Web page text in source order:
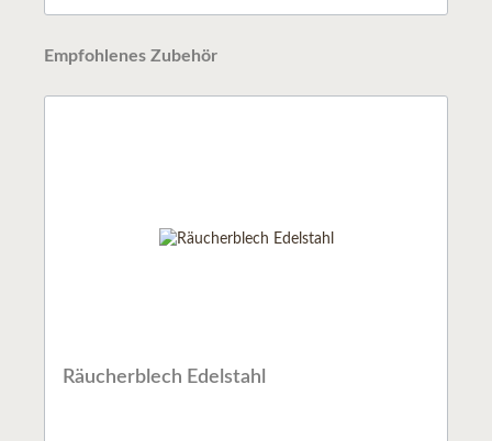
Empfohlenes Zubehör
Räucherblech Edelstahl